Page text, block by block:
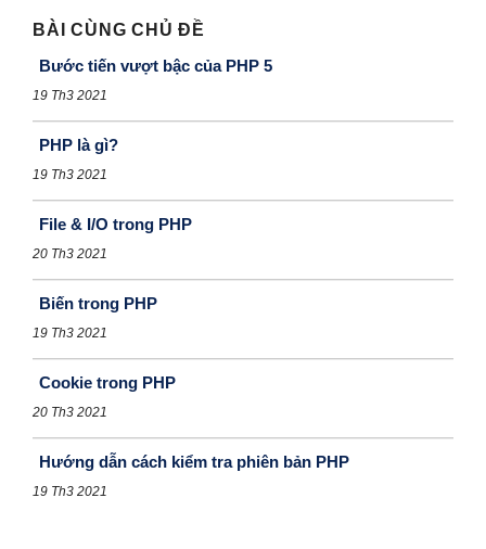
BÀI CÙNG CHỦ ĐỀ
Bước tiến vượt bậc của PHP 5
19 Th3 2021
PHP là gì?
19 Th3 2021
File & I/O trong PHP
20 Th3 2021
Biến trong PHP
19 Th3 2021
Cookie trong PHP
20 Th3 2021
Hướng dẫn cách kiểm tra phiên bản PHP
19 Th3 2021